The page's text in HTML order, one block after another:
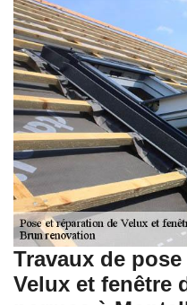
Travaux de
Velux et fenêtre